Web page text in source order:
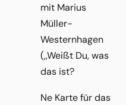
mit Marius
Müller-
Westernhagen
(,,Weißt Du, was
das ist?
Ne Karte für das